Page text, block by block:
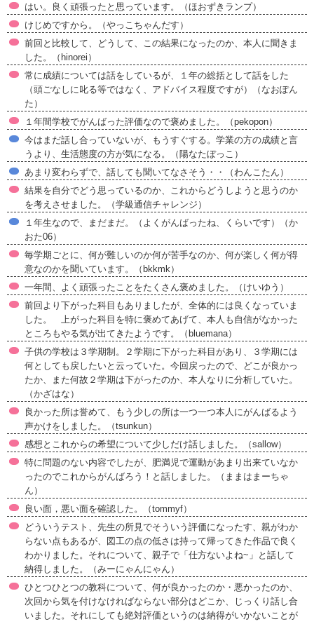
はい。良く頑張ったと思っています。（ほおずきランプ）
けじめですから。（やっこちゃんだす）
前回と比較して、どうして、この結果になったのか、本人に聞きま
した。（hinorei）
常に成績については話をしているが、１年の総括として話をした
（頭ごなしに叱る等ではなく、アドバイス程度ですが）（なおぽん
た）
１年間学校でがんばった評価なので褒めました。（pekopon）
今はまだ話し合っていないが、もうすぐする。学業の方の成績と言
うより、生活態度の方が気になる。（陽なたぼっこ）
あまり変わらずで、話しても聞いてなさそう・・（わんこたん）
結果を自分でどう思っているのか、これからどうしようと思うのか
を考えさせました。（学級通信チャレンジ）
１年生なので、まだまだ。（よくがんばったね、くらいです）（か
おた06）
毎学期ごとに、何が難しいのか何が苦手なのか、何が楽しく何が得
意なのかを聞いています。（bkkmk）
一年間、よく頑張ったことをたくさん褒めました。（けいゆう）
前回より下がった科目もありましたが、全体的には良くなっていま
した。 上がった科目を特に褒めてあげて、本人も自信がなかった
ところもやる気が出てきたようです。（bluemana）
子供の学校は３学期制。２学期に下がった科目があり、３学期には
何としても戻したいと云っていた。今回戻ったので、どこが良かっ
たか、また何故２学期は下がったのか、本人なりに分析していた。
（かざはな）
良かった所は誉めて、もう少しの所は一つ一つ本人にがんばるよう
声かけをしました。（tsunkun）
感想とこれからの希望について少しだけ話しました。（sallow）
特に問題のない内容でしたが、肥満児で運動があまり出来ていなか
ったのでこれからがんばろう！と話しました。（ままはまーちゃ
ん）
良い面，悪い面を確認した。（tommyf）
どういうテスト、先生の所見でそういう評価になったす、親がわか
らない点もあるが、図工の点の低さは持って帰ってきた作品で良く
わかりました。それについて、親子で「仕方ないよね~」と話して
納得しました。（みーにゃんにゃん）
ひとつひとつの教科について、何が良かったのか・悪かったのか、
次回から気を付けなければならない部分はどこか、じっくり話し合
いました。それにしても絶対評価というのは納得がいかないことが